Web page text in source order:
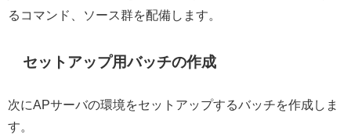
るコマンド、ソース群を配備します。
セットアップ用バッチの作成
次にAPサーバの環境をセットアップするバッチを作成しま
す。